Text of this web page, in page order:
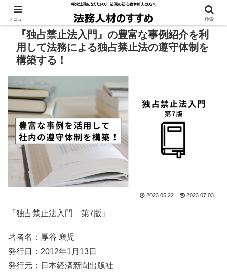
『独占禁止法入門』の豊富な事例紹介を利
用して法務による独占禁止法の遵守体制を
構築する！
2023.05.22 2023.07.03
『独占禁止法入門 第7版』
著者名：厚谷 襄児
発行日：2012年1月13日
発行元：日本経済新聞出版社
メニュー 検索